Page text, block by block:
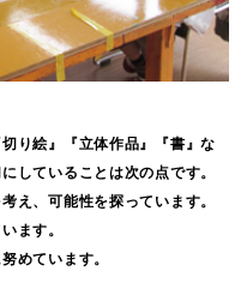
り絵』『立体作品』『書』な
していることは次の点です。
え、可能性を探っています。
ます。
めています。